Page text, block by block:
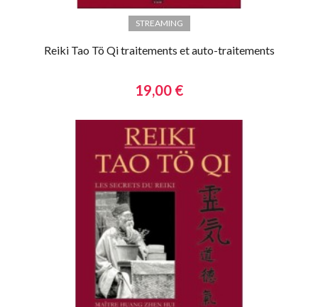
STREAMING
Reiki Tao Tö Qi traitements et auto-traitements
19,00 €